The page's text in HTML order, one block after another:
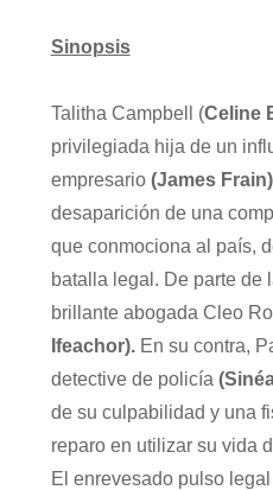
Sinopsis
Talitha Campbell (Celine
privilegiada hija de un
empresario (James
desaparición de una
que conmociona al país,
batalla legal. De parte de
brillante abogada Cleo
Ifeachor).En su contra,
detective de policía
de su culpabilidad y una
reparo en utilizar su vida
El enrevesado pulso